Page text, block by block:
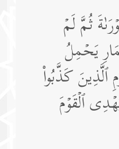
ثُمَّ لَمۡ
یَحۡمِلُ
ٱلَّذِینَ كَذَّبُوا۟
ٱلۡقَوۡمَ